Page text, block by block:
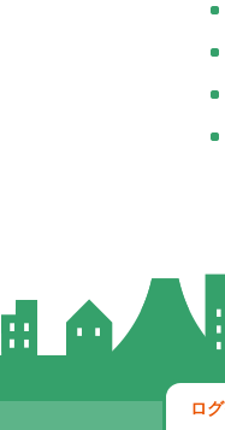
ロ